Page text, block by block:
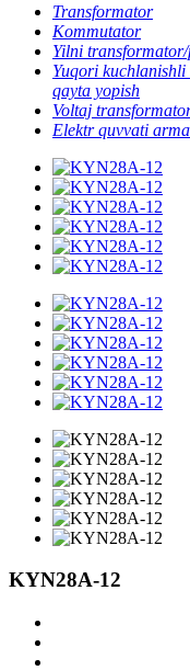
Transformator
Kommutator
Yilni
Yuqori
qayta yopish
Voltaj
Elektr quvvati
KYN28A-12